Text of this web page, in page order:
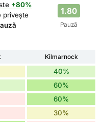
+80%
privește
1.80
Pauză
Kilmarnock
40%
60%
60%
30%